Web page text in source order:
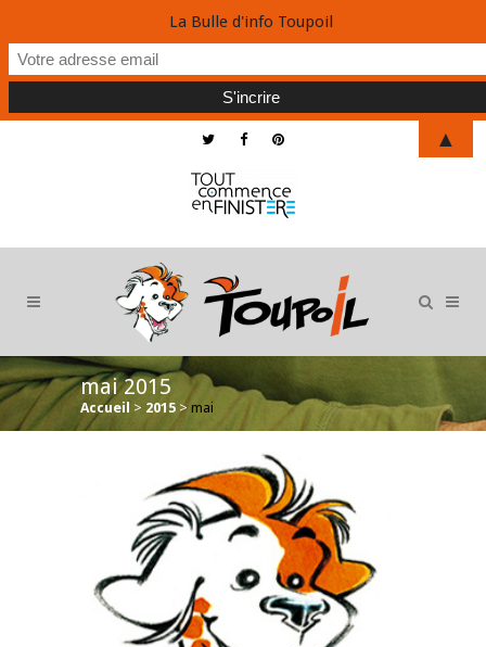
mai 2015
Accueil > 2015 > mai
La Bulle d'info Toupoil
▲